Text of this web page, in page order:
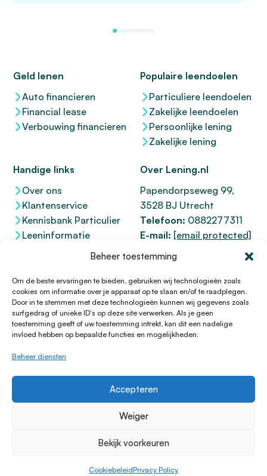
Beheer toestemming
Om de beste ervaringen te bieden, gebruiken wij technologieën zoals
cookies om informatie over je apparaat op te slaan en/of te raadplegen.
Door in te stemmen met deze technologieën kunnen wij gegevens zoals
surfgedrag of unieke ID's op deze site verwerken. Als je geen
toestemming geeft of uw toestemming intrekt, kan dit een nadelige
invloed hebben op bepaalde functies en mogelijkheden.
Beheer diensten
Accepteren
Weiger
Bekijk voorkeuren
CookiebeleidPrivacy Policy
Geld lenen
Auto financieren
Financial lease
Verbouwing financieren
Populaire leendoelen
Particuliere leendoelen
Zakelijke leendoelen
Persoonlijke lening
Zakelijke lening
Handige links
Over ons
Klantenservice
Kennisbank Particulier
Leeninformatie
Over Lening.nl
Papendorpseweg 99,
3528 BJ Utrecht
Telefoon: 0882277311
E-mail: [email protected]
KvK 76100200
12047091
Kifid 300.017942
© 1996 - 2026 Lening.nl
Privacy Policy
HTML Sitemap
Klachtenprocedure